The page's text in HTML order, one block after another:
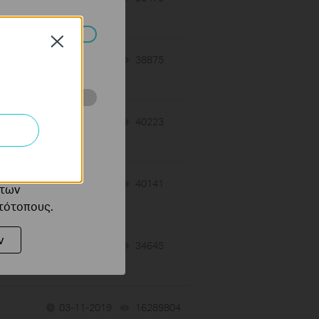
38875
40223
02-09-2026 40141
34645
03-11-2019 16289804
Close
να
σας στον
ιστότοπού